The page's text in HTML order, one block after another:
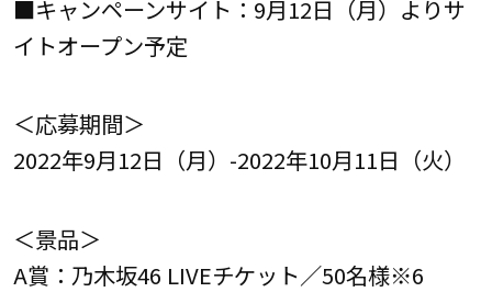
■キャンペーンサイト：9月12日（月）よりサ
イトオープン予定
＜応募期間＞
2022年9月12日（月）-2022年10月11日（火）
＜景品＞
A賞：乃木坂46 LIVEチケット／50名様※6